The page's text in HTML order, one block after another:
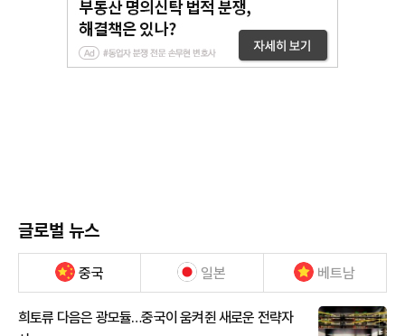
글로벌 뉴스
중국 일본 베트남
희토류 다음은 광모듈…중국이 움켜쥔 새로운 전략자